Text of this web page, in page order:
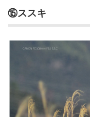
⑮ススキ